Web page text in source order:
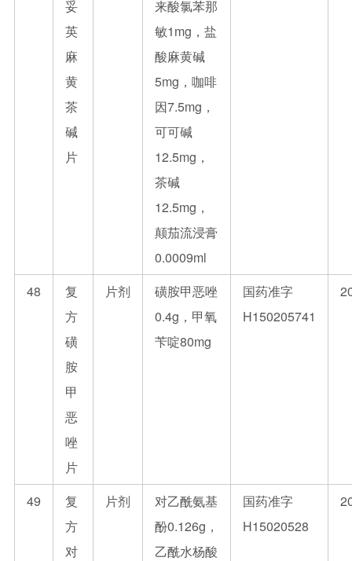
妥
英
麻
黄
茶
碱
片
来酸氯苯那
敏1mg，盐
酸麻黄碱
5mg，咖啡
因7.5mg，
可可碱
12.5mg，
茶碱
12.5mg，
颠茄流浸膏
0.0009ml
48
复
方
磺
胺
甲
恶
唑
片
片剂
磺胺甲恶唑
0.4g，甲氧
苄啶80mg
国药准字
H150205741
49
复
方
对
片剂
对乙酰氨基
酚0.126g，
乙酰水杨酸
国药准字
H15020528